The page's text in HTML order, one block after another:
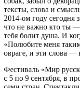
тексты, слова и
2014-ом году сегодня
что не важно кто ты —
тебя болит душа. И
«Полюбите меня
овраге, и эти слова
Фестиваль «Мир
с 5 по 9 сентября, в